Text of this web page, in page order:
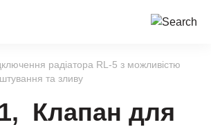
радіатора RL-5 з можливістю
та зливу
Клапан для